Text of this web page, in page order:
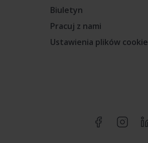
Biuletyn
Pracuj z nami
Ustawienia plików cookie